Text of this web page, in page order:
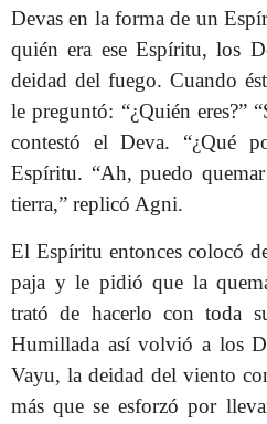
Devas en la forma de un
quién era ese Espíritu, los
deidad del fuego. Cuando
le preguntó: “¿Quién eres?”
contestó el Deva. “¿Qué
Espíritu. “Ah, puedo
tierra,” replicó Agni.
El Espíritu entonces colocó
paja y le pidió que la
trató de hacerlo con toda
Humillada así volvió a los
Vayu, la deidad del viento
más que se esforzó por